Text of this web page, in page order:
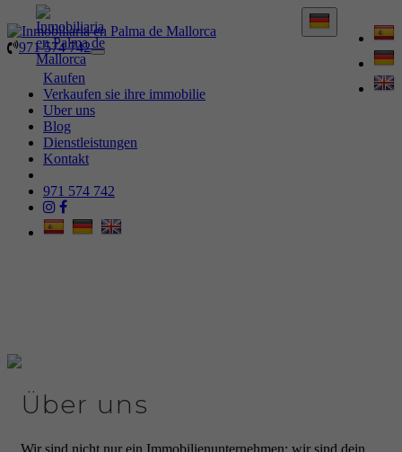
971 574 742
Toggle
Kaufen
Verkaufen sie ihre immobilie
Uber uns
Blog
Dienstleistungen
Kontakt
971 574 742
Über uns
Wir sind nicht nur ein Immobilienunternehmen; wir sind dein